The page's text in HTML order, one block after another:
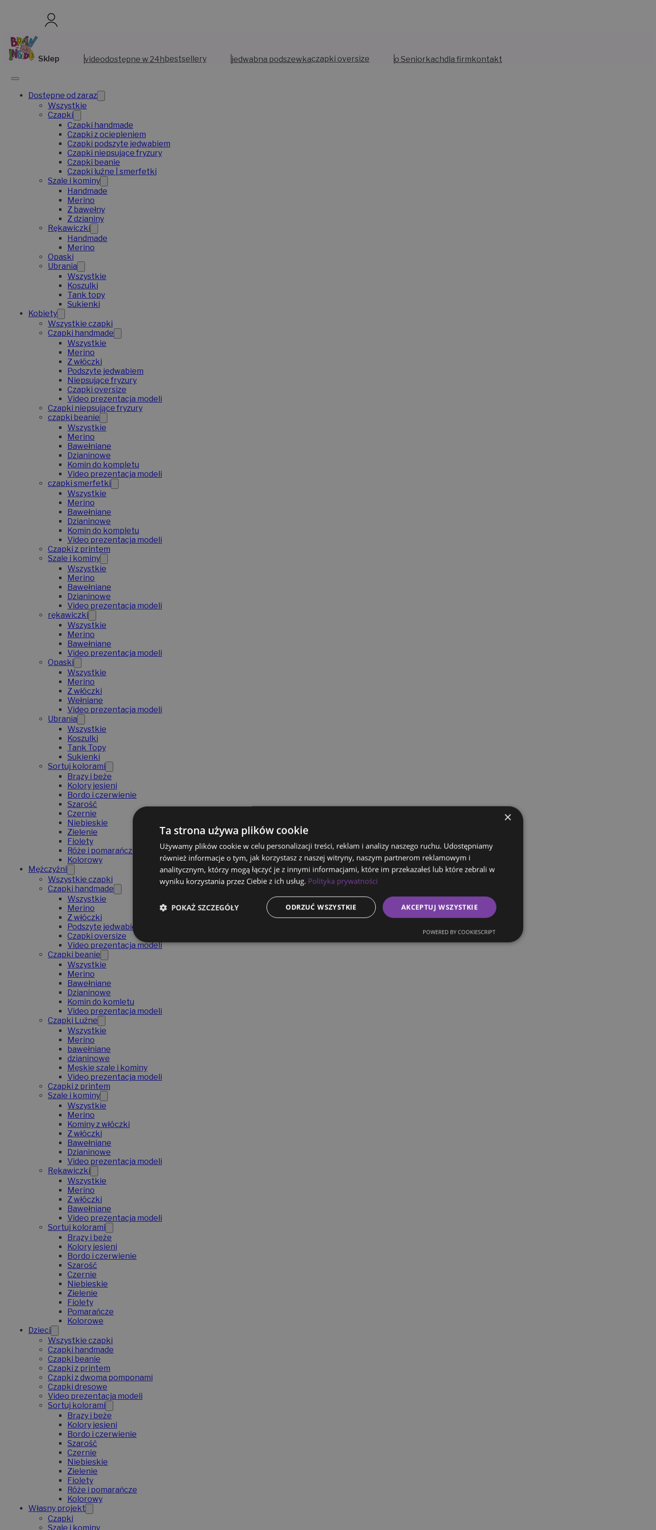
Sklep videodostępne w 24hbestsellery jedwabna podszewkaczapki oversize o Seniorkachdla firmkontakt
Dostępne od zaraz
Wszystkie
Czapki
Czapki handmade
Czapki z ociepleniem
Czapki podszyte jedwabiem
Czapki niepsujące fryzury
Czapki beanie
Czapki luźne | smerfetki
Szale i kominy
Handmade
Merino
Z bawełny
Z dzianiny
Rękawiczki
Handmade
Merino
Opaski
Ubrania
Wszystkie
Koszulki
Tank topy
Sukienki
Kobiety
Wszystkie czapki
Czapki handmade
Wszystkie
Merino
Z włóczki
Podszyte jedwabiem
Niepsujące fryzury
Czapki oversize
Video prezentacja modeli
Czapki niepsujące fryzury
czapki beanie
Wszystkie
Merino
Bawełniane
Dzianinowe
Komin do kompletu
Video prezentacja modeli
czapki smerfetki
Wszystkie
Merino
Bawełniane
Dzianinowe
Komin do kompletu
Video prezentacja modeli
Czapki z printem
Szale i kominy
Wszystkie
Merino
Bawełniane
Dzianinowe
Video prezentacja modeli
rękawiczki
Wszystkie
Merino
Bawełniane
Video prezentacja modeli
Opaski
Wszystkie
Merino
Z włóczki
Wełniane
Video prezentacja modeli
Ubrania
Wszystkie
Koszulki
Tank Topy
Sukienki
Sortuj kolorami
Brązy i beże
Kolory jesieni
Bordo i czerwienie
Szarość
Czernie
Niebieskie
Zielenie
Fiolety
Róże i pomarańcze
Kolorowy
Mężczyźni
Wszystkie czapki
Czapki handmade
Wszystkie
Merino
Z włóczki
Podszyte jedwabiem
Czapki oversize
Video prezentacja modeli
Czapki beanie
Wszystkie
Merino
Bawełniane
Dzianinowe
Komin do komletu
Video prezentacja modeli
Czapki Luźne
Wszystkie
Merino
bawełniane
dzianinowe
Męskie szale i kominy
Video prezentacja modeli
Czapki z printem
Szale i kominy
Wszystkie
Merino
Kominy z włóczki
Z włóczki
Bawełniane
Dzianinowe
Video prezentacja modeli
Rękawiczki
Wszystkie
Merino
Z włóczki
Bawełniane
Video prezentacja modeli
Sortuj kolorami
Brązy i beże
Kolory jesieni
Bordo i czerwienie
Szarość
Czernie
Niebieskie
Zielenie
Fiolety
Pomarańcze
Kolorowe
Dzieci
Wszystkie czapki
Czapki handmade
Czapki beanie
Czapki z printem
Czapki z dwoma pomponami
Czapki dresowe
Video prezentacja modeli
Sortuj kolorami
Brązy i beże
Kolory jesieni
Bordo i czerwienie
Szarość
Czernie
Niebieskie
Zielenie
Fiolety
Róże i pomarańcze
Kolorowy
Własny projekt
Czapki
Szale i kominy
×
Ta strona używa plików cookie
Używamy plików cookie w celu personalizacji treści, reklam i analizy naszego ruchu. Udostępniamy
również informacje o tym, jak korzystasz z naszej witryny, naszym partnerom reklamowym i
analitycznym, którzy mogą łączyć je z innymi informacjami, które im przekazałeś lub które zebrali w
wyniku korzystania przez Ciebie z ich usług. Polityka prywatności
AKCEPTUJ WSZYSTKIE
ODRZUĆ WSZYSTKIE
POKAŻ SZCZEGÓŁY
POWERED BY COOKIESCRIPT